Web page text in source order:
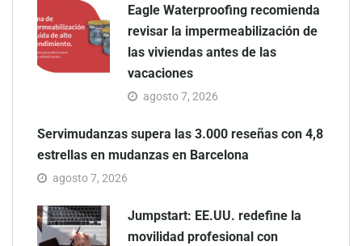
Eagle Waterproofing recomienda
revisar la impermeabilización de
las viviendas antes de las
vacaciones
agosto 7, 2026
Servimudanzas supera las 3.000 reseñas con 4,8
estrellas en mudanzas en Barcelona
agosto 7, 2026
Jumpstart: EE.UU. redefine la
movilidad profesional con